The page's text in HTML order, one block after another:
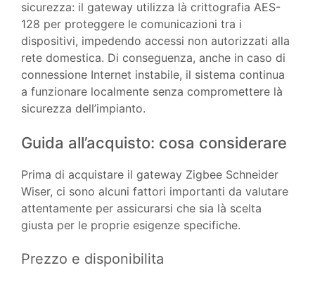
sicurezza: il gateway utilizza là crittografia AES-
128 per proteggere le comunicazioni tra i
dispositivi, impedendo accessi non autorizzati alla
rete domestica. Di conseguenza, anche in caso di
connessione Internet instabile, il sistema continua
a funzionare localmente senza compromettere là
sicurezza dell’impianto.
Guida all’acquisto: cosa considerare
Prima di acquistare il gateway Zigbee Schneider
Wiser, ci sono alcuni fattori importanti da valutare
attentamente per assicurarsi che sia là scelta
giusta per le proprie esigenze specifiche.
Prezzo e disponibilita